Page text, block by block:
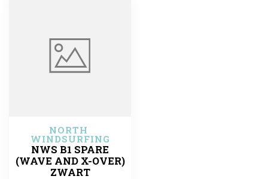
NORTH
WINDSURFING
NWS B1 SPARE
(WAVE AND X-OVER)
ZWART